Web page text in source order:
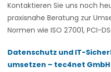
Kontaktieren Sie uns noch
praxisnahe Beratung zur
Normen wie ISO 27001, PCI-
Datenschutz und IT-
umsetzen – tec4net GmbH